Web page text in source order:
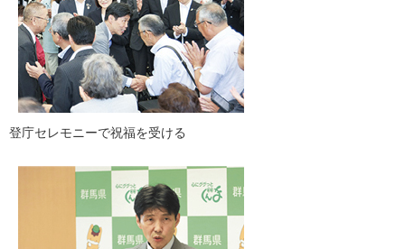
登庁セレモニーで祝福を受ける